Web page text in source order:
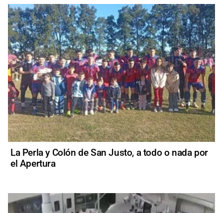
La Perla y Colón de San Justo, a todo o nada por
el Apertura